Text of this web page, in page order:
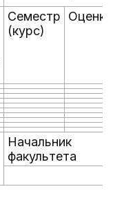
Семестр
(курс)
Оценка
Начальник
факультета